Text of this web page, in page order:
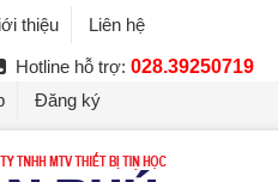
thiệu Liên hệ
Hotline hỗ trợ: 028.39250719
Đăng ký